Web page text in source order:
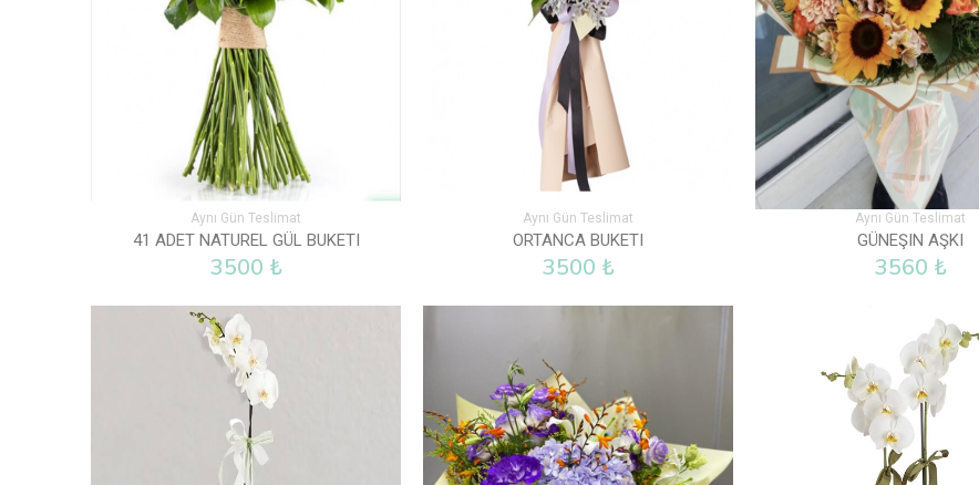
Aynı Gün Teslimat
41 ADET NATUREL GÜL BUKETI
3500 ₺
Aynı Gün Teslimat
ORTANCA BUKETI
3500 ₺
Aynı Gün Teslimat
GÜNEŞIN AŞKI
3560 ₺